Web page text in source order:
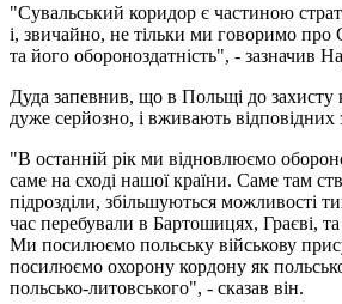
"Сувальський коридор є частиною
і, звичайно, не тільки ми говоримо про
та його обороноздатність", - зазначив
Дуда запевнив, що в Польщі до захисту
дуже серйозно, і вживають відповідних
"В останній рік ми відновлюємо
саме на сході нашої країни. Саме там
підрозділи, збільшуються можливості
час перебували в Бартошицях, Граєві,
Ми посилюємо польську військову
посилюємо охорону кордону як
польсько-литовського", - сказав він.